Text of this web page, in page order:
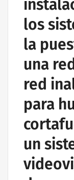
los
la
una
red
para
un